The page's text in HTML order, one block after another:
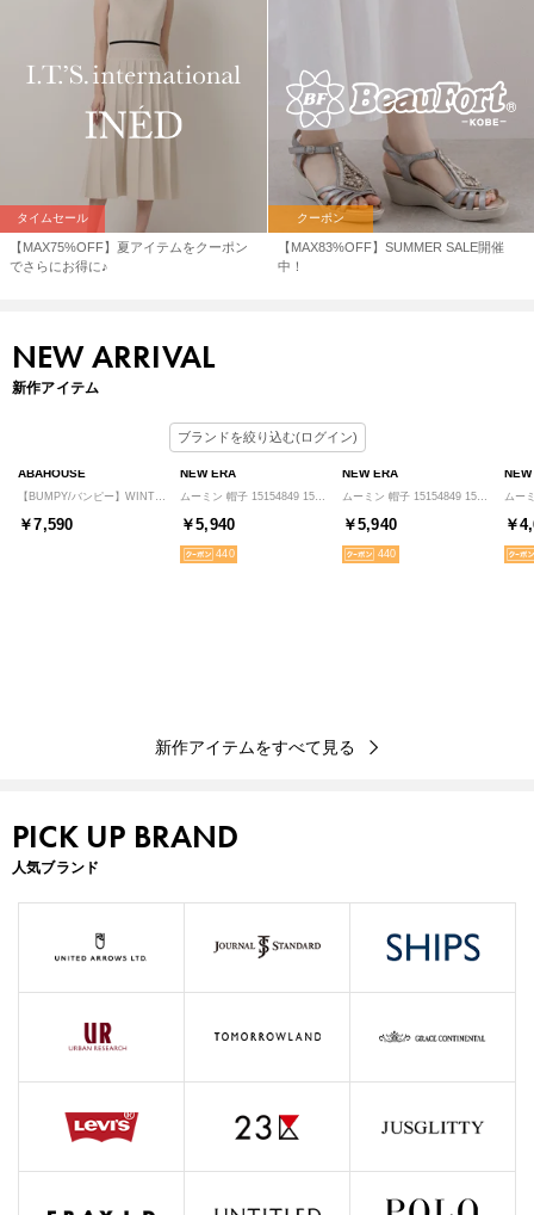
タイムセール
【MAX75%OFF】夏アイテムをクーポン
でさらにお得に♪
クーポン
【MAX83%OFF】SUMMER SALE開催
中！
NEW ARRIVAL
新作アイテム
ブランドを絞り込む(ログイン)
ABAHOUSE
￥7,590
NEW ERA
ムーミン 帽子 15154849 15154848 （ブラック）
￥5,940
440
NEW ERA
ムーミン 帽子 15154849 15154848 （クロームホワイト）
￥5,940
440
￥
新作アイテムをすべて見る
PICK UP BRAND
人気ブランド